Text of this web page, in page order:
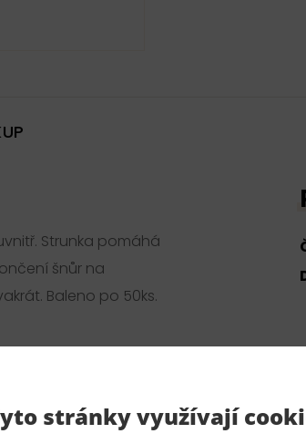
Strunka pomáhá
šnůr na
Baleno po 50ks.
stránky využívají